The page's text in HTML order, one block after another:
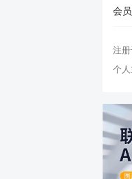
会
注
个